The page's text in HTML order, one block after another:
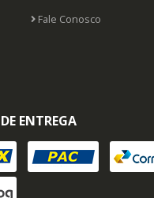
Fale Conosco
ENTREGA